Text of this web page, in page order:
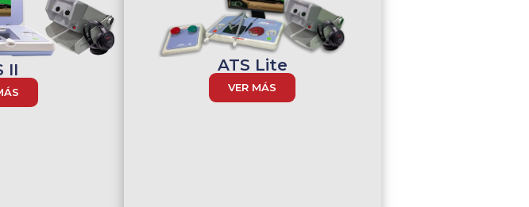
II ATS Lite
VER MÁS